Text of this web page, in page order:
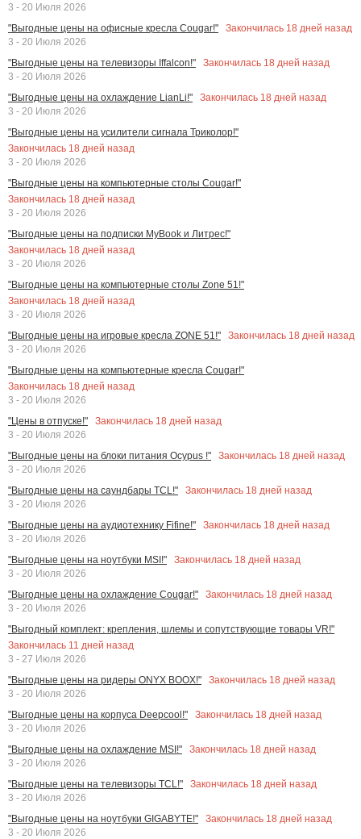
3 - 20 Июля 2026
"Выгодные цены на офисные кресла Cougar!"
Закончилась 18 дней назад
3 - 20 Июля 2026
"Выгодные цены на телевизоры Iffalcon!"
Закончилась 18 дней назад
3 - 20 Июля 2026
"Выгодные цены на охлаждение LianLi!"
Закончилась 18 дней назад
3 - 20 Июля 2026
"Выгодные цены на усилители сигнала Триколор!"
Закончилась 18 дней назад
3 - 20 Июля 2026
"Выгодные цены на компьютерные столы Cougar!"
Закончилась 18 дней назад
3 - 20 Июля 2026
"Выгодные цены на подписки MyBook и Литрес!"
Закончилась 18 дней назад
3 - 20 Июля 2026
"Выгодные цены на компьютерные столы Zone 51!"
Закончилась 18 дней назад
3 - 20 Июля 2026
"Выгодные цены на игровые кресла ZONE 51!"
Закончилась 18 дней назад
3 - 20 Июля 2026
"Выгодные цены на компьютерные кресла Cougar!"
Закончилась 18 дней назад
3 - 20 Июля 2026
"Цены в отпуске!"
Закончилась 18 дней назад
3 - 20 Июля 2026
"Выгодные цены на блоки питания Ocypus !"
Закончилась 18 дней назад
3 - 20 Июля 2026
"Выгодные цены на саундбары TCL!"
Закончилась 18 дней назад
3 - 20 Июля 2026
"Выгодные цены на аудиотехнику Fifine!"
Закончилась 18 дней назад
3 - 20 Июля 2026
"Выгодные цены на ноутбуки MSI!"
Закончилась 18 дней назад
3 - 20 Июля 2026
"Выгодные цены на охлаждение Cougar!"
Закончилась 18 дней назад
3 - 20 Июля 2026
"Выгодный комплект: крепления, шлемы и сопутствующие товары VR!"
Закончилась 11 дней назад
3 - 27 Июля 2026
"Выгодные цены на ридеры ONYX BOOX!"
Закончилась 18 дней назад
3 - 20 Июля 2026
"Выгодные цены на корпуса Deepcool!"
Закончилась 18 дней назад
3 - 20 Июля 2026
"Выгодные цены на охлаждение MSI!"
Закончилась 18 дней назад
3 - 20 Июля 2026
"Выгодные цены на телевизоры TCL!"
Закончилась 18 дней назад
3 - 20 Июля 2026
"Выгодные цены на ноутбуки GIGABYTE!"
Закончилась 18 дней назад
3 - 20 Июля 2026